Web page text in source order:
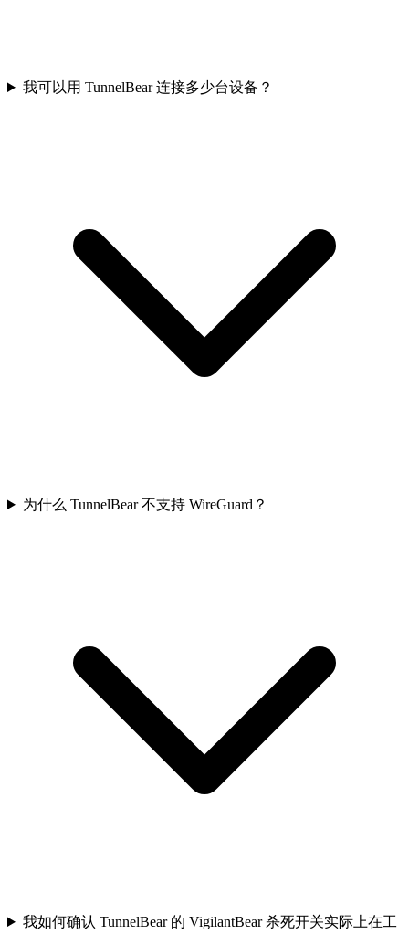
我可以用 TunnelBear 连接多少台设备？
为什么 TunnelBear 不支持 WireGuard？
我如何确认 TunnelBear 的 VigilantBear 杀死开关实际上在工